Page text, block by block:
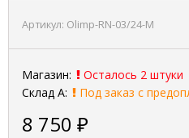
Артикул: Olimp-RN-03/24-M
Магазин:
Осталось 2 штуки
Склад А:
Под заказ с
8 750 ₽